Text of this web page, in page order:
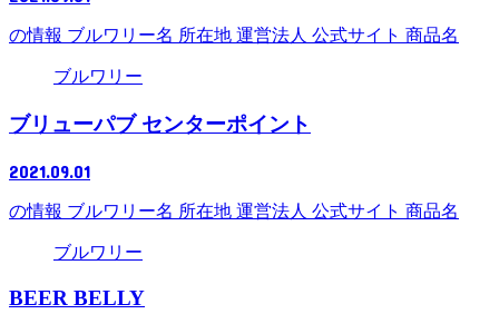
の情報 ブルワリー名 所在地 運営法人 公式サイト 商品名
ブルワリー
ブリューパブ センターポイント
2021.09.01
の情報 ブルワリー名 所在地 運営法人 公式サイト 商品名
ブルワリー
BEER BELLY